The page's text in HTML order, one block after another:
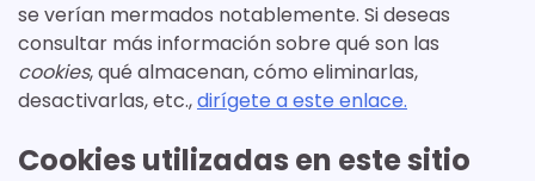
se verían mermados notablemente. Si deseas
consultar más información sobre qué son las
cookies, qué almacenan, cómo eliminarlas,
desactivarlas, etc.,dirígete a este enlace.
Cookies utilizadas en este sitio